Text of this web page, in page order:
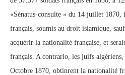
«Sénatus-consulte » du 14 juillet 1870,
français, soumis au droit islamique,
acquérir la nationalité française, et
français. A contrario, les juifs
Octobre 1870, obtinrent la nationalité